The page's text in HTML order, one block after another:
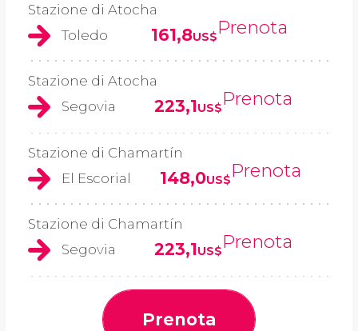
Stazione di Atocha
Toledo
161,8US$Prenota
Stazione di Atocha
Segovia
223,1US$Prenota
Stazione di Chamartín
El Escorial
148,0US$Prenota
Stazione di Chamartín
Segovia
223,1US$Prenota
Prenota